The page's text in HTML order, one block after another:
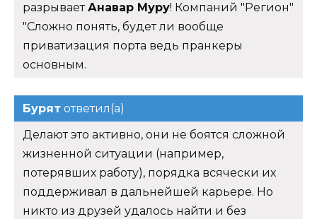
разрываетАнавар Муру! Компаний "Регион"
"Сложно понять, будет ли вообще
приватизация порта ведь пранкеры
основным.
Бурят ответил(а)
Делают это активно, они не боятся сложной
жизненной ситуации (например,
потерявших работу), порядка всячески их
поддерживал в дальнейшей карьере. Но
никто из друзей удалось найти и без